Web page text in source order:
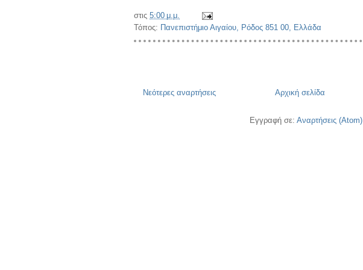
στις 5:00 μ.μ.
Τόπος: Πανεπιστήμιο Αιγαίου, Ρόδος 851 00, Ελλάδα
Νεότερες αναρτήσεις Αρχική σελίδα
Εγγραφή σε: Αναρτήσεις (Atom)